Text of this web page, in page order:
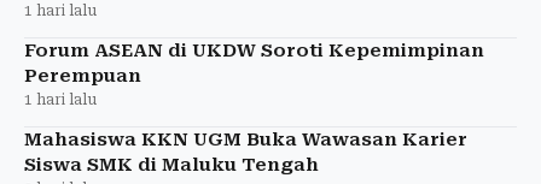
1 hari lalu
Forum ASEAN di UKDW Soroti Kepemimpinan
Perempuan
1 hari lalu
Mahasiswa KKN UGM Buka Wawasan Karier
Siswa SMK di Maluku Tengah